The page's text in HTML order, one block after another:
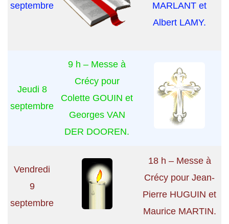
septembre
MARLANT et
Albert LAMY.
Jeudi 8
septembre
9 h – Messe à
Crécy pour
Colette GOUIN et
Georges VAN
DER DOOREN.
Vendredi
9
septembre
18 h – Messe à
Crécy pour Jean-
Pierre HUGUIN et
Maurice MARTIN.